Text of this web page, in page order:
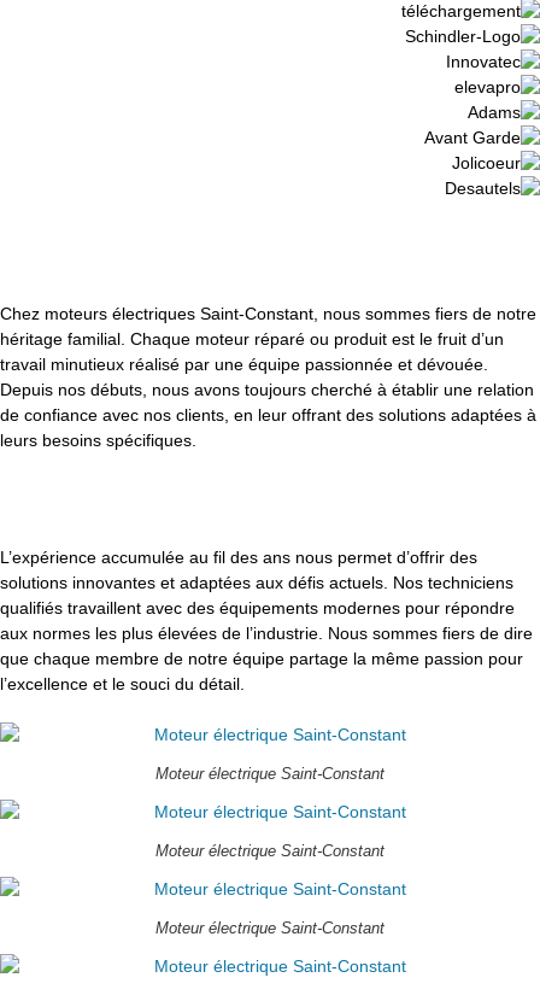
Chez moteurs électriques Saint-Constant, nous sommes fiers de notre
héritage familial. Chaque moteur réparé ou produit est le fruit d’un
travail minutieux réalisé par une équipe passionnée et dévouée.
Depuis nos débuts, nous avons toujours cherché à établir une relation
de confiance avec nos clients, en leur offrant des solutions adaptées à
leurs besoins spécifiques.
L’expérience accumulée au fil des ans nous permet d’offrir des
solutions innovantes et adaptées aux défis actuels. Nos techniciens
qualifiés travaillent avec des équipements modernes pour répondre
aux normes les plus élevées de l’industrie. Nous sommes fiers de dire
que chaque membre de notre équipe partage la même passion pour
l’excellence et le souci du détail.
Moteur électrique Saint-Constant
Moteur électrique Saint-Constant
Moteur électrique Saint-Constant